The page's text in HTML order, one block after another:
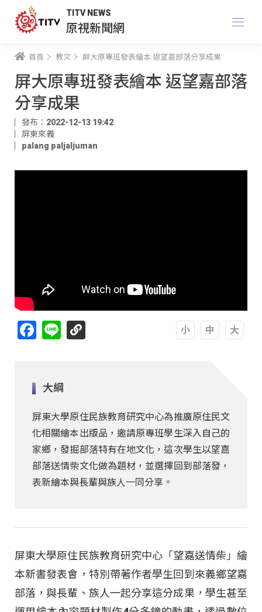
TITV NEWS
原視新聞網
首頁 教文 屏大原專班發表繪本 返望嘉部落分享成果
屏大原專班發表繪本 返望嘉部落
分享成果
發布：2022-12-13 19:42
屏東來義
palang paljaljuman
Facebook
Line
大綱
屏東大學原住民族教育研究中心為推廣原住民文
化相關繪本出版品，邀請原專班學生深入自己的
家鄉，發掘部落特有在地文化，這次學生以望嘉
部落送情柴文化做為題材，並選擇回到部落發，
表新繪本與長輩與族人一同分享。
屏東大學原住民族教育研究中心「望嘉送情柴」繪
本新書發表會，特別帶著作者學生回到來義鄉望嘉
部落，與長輩、族人一起分享這分成果，學生甚至